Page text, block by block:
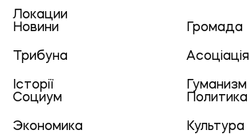
Локации
Новини
Громада
Трибуна Асоціація
Історії
Гуманизм
Социум
Политика
Экономика Культура